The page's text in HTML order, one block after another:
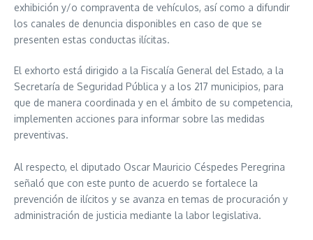
exhibición y/o compraventa de vehículos, así como a difundir
los canales de denuncia disponibles en caso de que se
presenten estas conductas ilícitas.
El exhorto está dirigido a la Fiscalía General del Estado, a la
Secretaría de Seguridad Pública y a los 217 municipios, para
que de manera coordinada y en el ámbito de su competencia,
implementen acciones para informar sobre las medidas
preventivas.
Al respecto, el diputado Oscar Mauricio Céspedes Peregrina
señaló que con este punto de acuerdo se fortalece la
prevención de ilícitos y se avanza en temas de procuración y
administración de justicia mediante la labor legislativa.